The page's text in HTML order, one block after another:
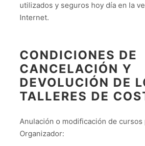
utilizados y seguros hoy día en la
Internet.
CONDICIONES DE
CANCELACIÓN Y
DEVOLUCIÓN DE
TALLERES DE
Anulación o modificación de
Organizador: